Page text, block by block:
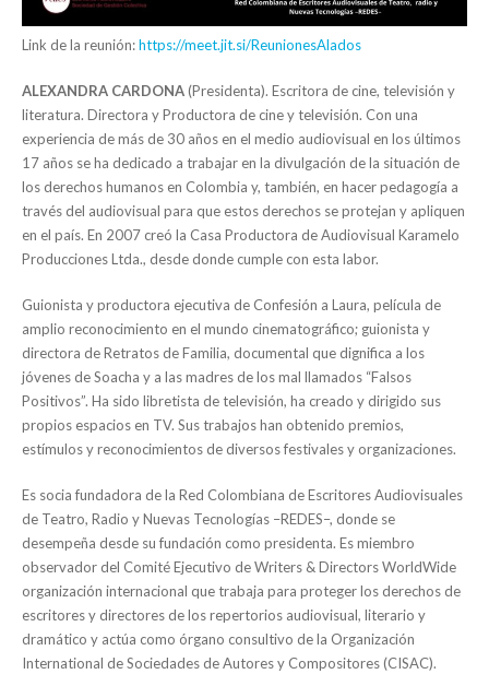
Link de la reunión:https://meet.jit.si/ReunionesAlados
ALEXANDRA CARDONA(Presidenta). Escritora de cine, televisión y
literatura. Directora y Productora de cine y televisión. Con una
experiencia de más de 30 años en el medio audiovisual en los últimos
17 años se ha dedicado a trabajar en la divulgación de la situación de
los derechos humanos en Colombia y, también, en hacer pedagogía a
través del audiovisual para que estos derechos se protejan y apliquen
en el país. En 2007 creó la Casa Productora de Audiovisual Karamelo
Producciones Ltda., desde donde cumple con esta labor.
Guionista y productora ejecutiva de Confesión a Laura, película de
amplio reconocimiento en el mundo cinematográfico; guionista y
directora de Retratos de Familia, documental que dignifica a los
jóvenes de Soacha y a las madres de los mal llamados “Falsos
Positivos”. Ha sido libretista de televisión, ha creado y dirigido sus
propios espacios en TV. Sus trabajos han obtenido premios,
estímulos y reconocimientos de diversos festivales y organizaciones.
Es socia fundadora de la Red Colombiana de Escritores Audiovisuales
de Teatro, Radio y Nuevas Tecnologías –REDES–, donde se
desempeña desde su fundación como presidenta. Es miembro
observador del Comité Ejecutivo de Writers & Directors WorldWide
organización internacional que trabaja para proteger los derechos de
escritores y directores de los repertorios audiovisual, literario y
dramático y actúa como órgano consultivo de la Organización
International de Sociedades de Autores y Compositores (CISAC).